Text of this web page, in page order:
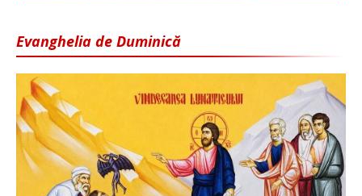
Evanghelia de Duminică